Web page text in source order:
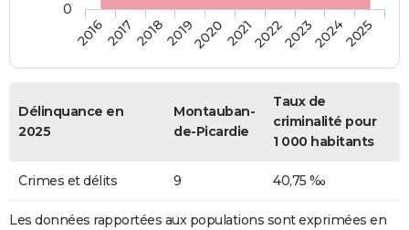
2016201720182019202020212022202320242025
0
Délinquance en
2025
Montauban-
de-Picardie
Taux de
criminalité pour
1 000 habitants
Crimes et délits 9 40,75 ‰
Les données rapportées aux populations sont exprimées en